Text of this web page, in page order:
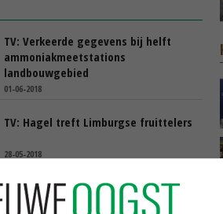
TV: Verkeerde gegevens bij helft
ammoniakmeetstations
landbouwgebied
01-06-2018
TV: Hagel treft Limburgse fruittelers
28-05-2018
TV: Sleepvoetverbod gaat 1 januari
2019 in